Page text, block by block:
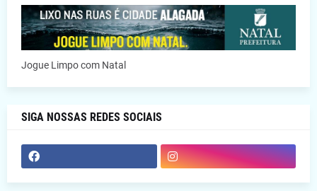
Jogue Limpo com Natal
SIGA NOSSAS REDES SOCIAIS